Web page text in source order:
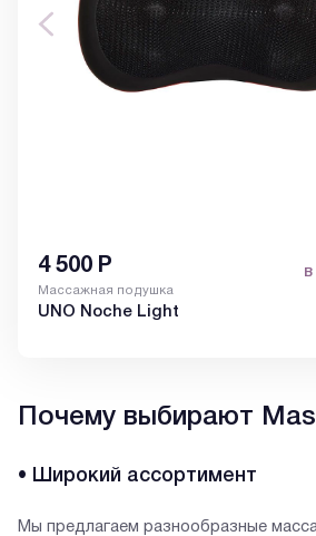
4 500 Р В
Массажная подушка
UNO Noche Light
Почему выбирают
• Широкий ассортимент
Мы предлагаем разнообразные